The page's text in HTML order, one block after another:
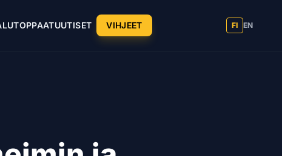
OPPAATUUTISET VIHJEET FI EN